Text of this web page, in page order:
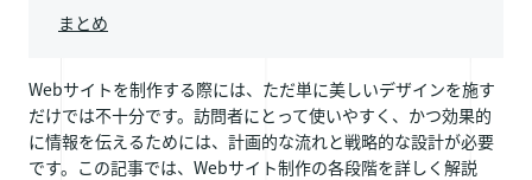
まとめ
Webサイトを制作する際には、ただ単に美しいデザインを施す
だけでは不十分です。訪問者にとって使いやすく、かつ効果的
に情報を伝えるためには、計画的な流れと戦略的な設計が必要
です。この記事では、Webサイト制作の各段階を詳しく解説